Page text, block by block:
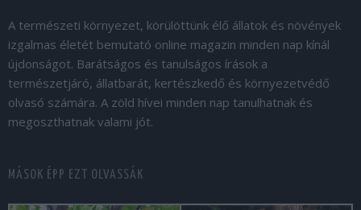
A természeti környezet, körülöttünk élő állatok és növények
izgalmas életét bemutató online magazin minden nap kínál
újdonságot. Barátságos és tanulságos írások a
természetjáró, állatbarát, kertészkedő és környezetvédő
olvasó számára. A zöld hívei minden nap tanulhatnak és
megoszthatnak valami jót.
MÁSOK ÉPP EZT OLVASSÁK